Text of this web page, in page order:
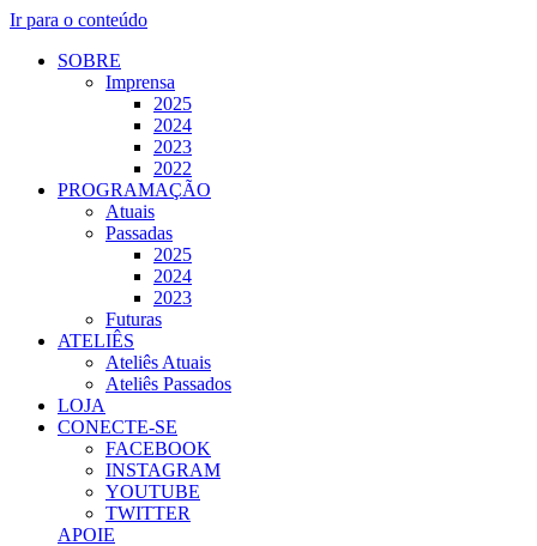
Ir para o conteúdo
SOBRE
Imprensa
2025
2024
2023
2022
PROGRAMAÇÃO
Atuais
Passadas
2025
2024
2023
Futuras
ATELIÊS
Ateliês Atuais
Ateliês Passados
LOJA
CONECTE-SE
FACEBOOK
INSTAGRAM
YOUTUBE
TWITTER
APOIE